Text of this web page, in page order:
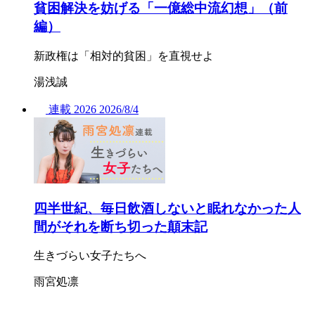
貧困解決を妨げる「一億総中流幻想」（前
編）
新政権は「相対的貧困」を直視せよ
湯浅誠
連載 2026 2026/8/4
四半世紀、毎日飲酒しないと眠れなかった人
間がそれを断ち切った顛末記
生きづらい女子たちへ
雨宮処凛